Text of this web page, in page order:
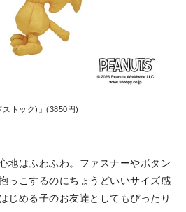
ストック)」(3850円)
地はふわふわ。ファスナーやボタン
っこするのにちょうどいいサイズ感
じめる子のお友達としてもぴったり